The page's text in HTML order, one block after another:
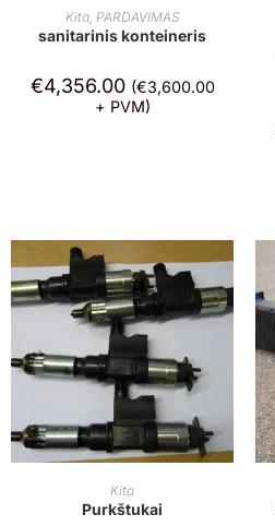
Į KREPŠELĮ
Kita, PARDAVIMAS
sanitarinis konteineris
€4,356.00 (€3,600.00
+ PVM)
Į KREPŠELĮ
Kita
Purkštukai